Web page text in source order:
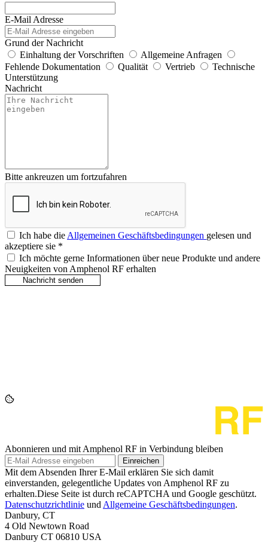
E-Mail Adresse
Grund der Nachricht
Einhaltung der Vorschriften
Allgemeine Anfragen
Fehlende Dokumentation
Qualität Vertrieb
Technische
Unterstützung
Nachricht
Bitte ankreuzen um fortzufahren
Ich habe dieAllgemeinen Geschäftsbedingungen gelesen und
akzeptiere sie *
Ich möchte gerne Informationen über neue Produkte und andere
Neuigkeiten von Amphenol RF erhalten
Abonnieren und mit Amphenol RF in Verbindung bleiben
Einreichen
Mit dem Absenden Ihrer E-Mail erklären Sie sich damit
einverstanden, gelegentliche Updates von Amphenol RF zu
erhalten.Diese Seite ist durch reCAPTCHA und Google geschützt.
Datenschutzrichtlinie und Allgemeine Geschäftsbedingungen.
Danbury, CT
4 Old Newtown Road
Danbury CT 06810 USA